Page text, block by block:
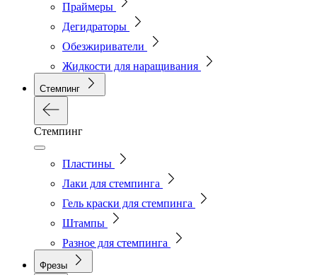
Праймеры
Дегидраторы
Обезжириватели
Жидкости для наращивания
Стемпинг
Стемпинг
Пластины
Лаки для стемпинга
Гель краски для стемпинга
Штампы
Разное для стемпинга
Фрезы